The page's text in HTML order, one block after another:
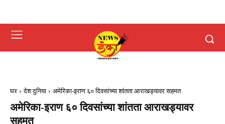
घर देश दुनिया अमेरिका-इराण ६० दिवसांच्या शांतता आराखड्यावर सहमत
अमेरिका-इराण ६० दिवसांच्या शांतता आराखड्यावर
सहमत